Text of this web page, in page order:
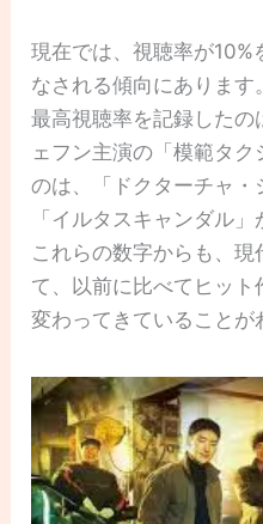
現在では、視聴率が10%
なされる傾向にありま
最高視聴率を記録したの
ェフン主演の「模範タク
のは、「ドクターチャ・
「イルタスキャンダル」
これらの数字からも、
て、以前に比べてヒット
変わってきていることが